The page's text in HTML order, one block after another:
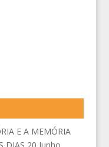
E A MEMÓRIA